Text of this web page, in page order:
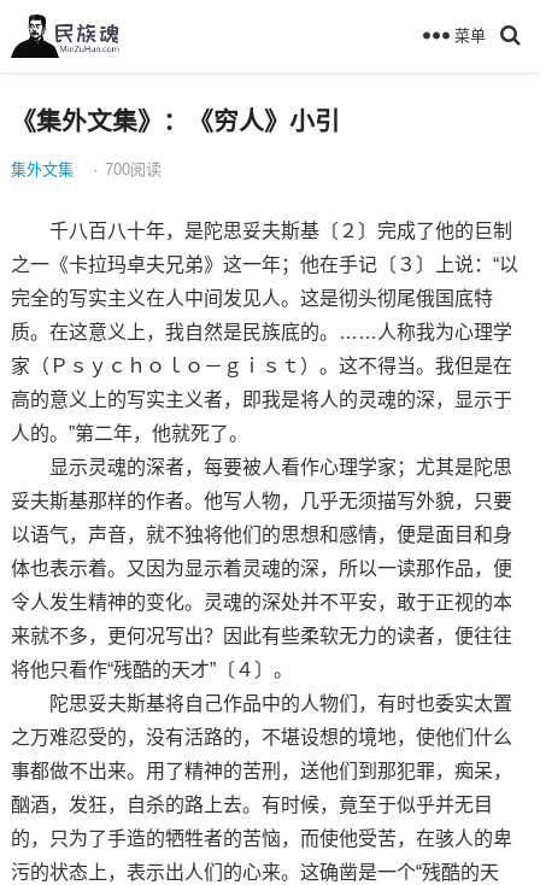
菜单
《集外文集》：《穷人》小引
集外文集 · 700阅读
千八百八十年，是陀思妥夫斯基〔２〕完成了他的巨制
之一《卡拉玛卓夫兄弟》这一年；他在手记〔３〕上说：“以
完全的写实主义在人中间发见人。这是彻头彻尾俄国底特
质。在这意义上，我自然是民族底的。……人称我为心理学
家（Ｐｓｙｃｈｏｌｏ－ｇｉｓｔ）。这不得当。我但是在
高的意义上的写实主义者，即我是将人的灵魂的深，显示于
人的。”第二年，他就死了。
显示灵魂的深者，每要被人看作心理学家；尤其是陀思
妥夫斯基那样的作者。他写人物，几乎无须描写外貌，只要
以语气，声音，就不独将他们的思想和感情，便是面目和身
体也表示着。又因为显示着灵魂的深，所以一读那作品，便
令人发生精神的变化。灵魂的深处并不平安，敢于正视的本
来就不多，更何况写出？因此有些柔软无力的读者，便往往
将他只看作“残酷的天才”〔４〕。
陀思妥夫斯基将自己作品中的人物们，有时也委实太置
之万难忍受的，没有活路的，不堪设想的境地，使他们什么
事都做不出来。用了精神的苦刑，送他们到那犯罪，痴呆，
酗酒，发狂，自杀的路上去。有时候，竟至于似乎并无目
的，只为了手造的牺牲者的苦恼，而使他受苦，在骇人的卑
污的状态上，表示出人们的心来。这确凿是一个“残酷的天